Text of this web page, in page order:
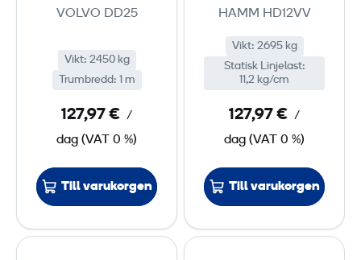
t
VOLVO DD25
Vikt: 2450 kg
Trumbredd: 1 m
127,97 € /
dag (VAT 0 %)
Till varukorgen
2
,
7
t
HAMM HD12VV
Vikt: 2695 kg
Statisk Linjelast:
11,2 kg/cm
127,97 € /
dag (VAT 0 %)
Till varukorgen